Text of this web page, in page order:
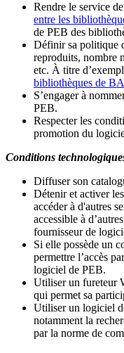
Rendre le service
entre les
de PEB des
Définir sa politique
reproduits, nombre
etc. À titre
bibliothèques de
S’engager à
PEB.
Respecter les
promotion du
Conditions
Diffuser son
Détenir et activer
accéder à d'autres
accessible à d’
fournisseur de
Si elle possède un
permettre l’accès
logiciel de PEB.
Utiliser un fureteur
qui permet sa
Utiliser un logiciel
notamment la
par la norme de